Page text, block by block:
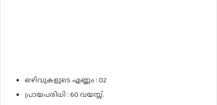
ഒഴിവുകളുടെ എണ്ണം : 02
പ്രായപരിധി : 60 വയസ്സ്.